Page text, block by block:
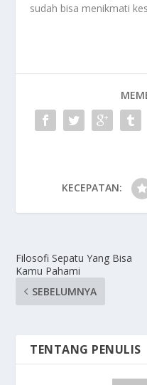
sudah bisa menikmati
KECEPATAN:
Filosofi Sepatu Yang Bisa
Kamu Pahami
SEBELUMNYA
TENTANG PENULIS